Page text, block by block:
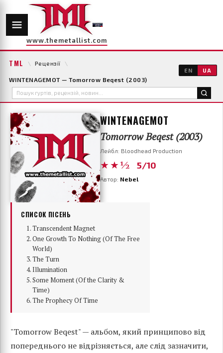
www.themetallist.com
TML \ Рецензії \
WINTENAGEMOT — Tomorrow Beqest (2003)
EN UA
WINTENAGEMOT
Tomorrow Beqest (2003)
Лейбл: Bloodhead Production
★★½ 5/10
Автор: Nebel
СПИСОК ПІСЕНЬ
Transcendent Magnet
One Growth To Nothing (Of The Free
World)
The Turn
Illumination
Some Moment (Of the Clarity &
Time)
The Prophecy Of Time
"Tomorrow Beqest" — альбом, який принципово від
попереднього не відрізняється, але слід зазначити,